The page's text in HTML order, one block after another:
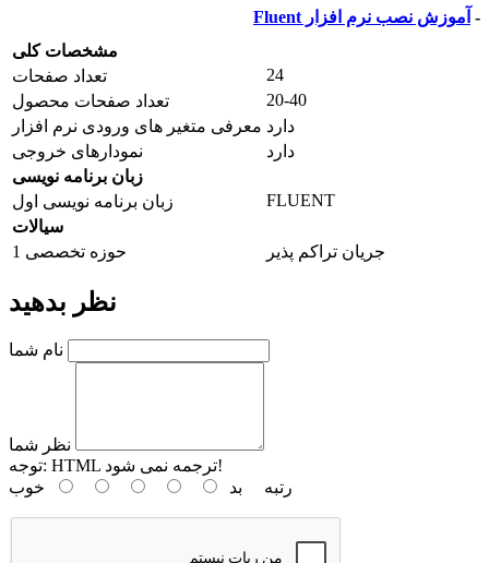
- آموزش نصب نرم افزار Fluent
مشخصات کلی
تعداد صفحات
24
تعداد صفحات محصول
20-40
معرفی متغیر های ورودی نرم افزار دارد
نمودارهای خروجی
دارد
زبان برنامه نویسی
زبان برنامه نویسی اول
FLUENT
سیالات
حوزه تخصصی 1
جریان تراکم‌ پذیر
نظر بدهید
نام شما
نظر شما
توجه:
HTML ترجمه نمی شود!
رتبه بد خوب